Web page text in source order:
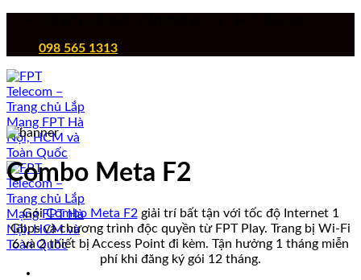
098 565 1313
Combo Meta F2
GóiCombo Meta F2giải trí bất tận với tốc độ Internet 1
Gbps và chương trình độc quyền từ FPT Play. Trang bị Wi-Fi
6 và 2 thiết bị Access Point đi kèm. Tận hưởng 1 tháng miễn
phí khi đăng ký gói 12 tháng.